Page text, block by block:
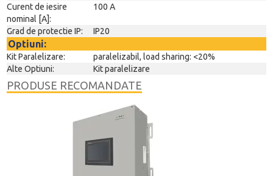
Curent de iesire
nominal [A]:
100 A
Grad de protectie IP: IP20
Optiuni:
Kit Paralelizare:
paralelizabil, load sharing: <20%
Alte Optiuni:
Kit paralelizare
PRODUSE RECOMANDATE